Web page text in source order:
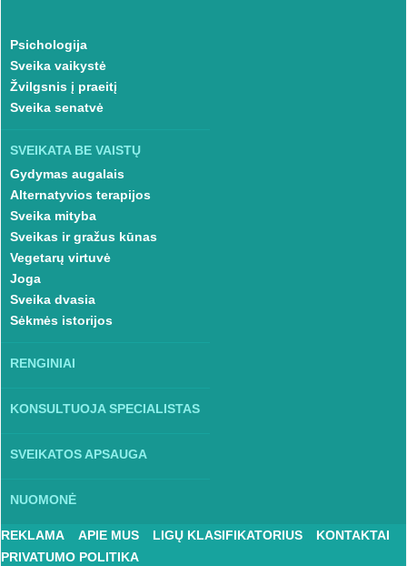
Psichologija
Sveika vaikystė
Žvilgsnis į praeitį
Sveika senatvė
SVEIKATA BE VAISTŲ
Gydymas augalais
Alternatyvios terapijos
Sveika mityba
Sveikas ir gražus kūnas
Vegetarų virtuvė
Joga
Sveika dvasia
Sėkmės istorijos
RENGINIAI
KONSULTUOJA SPECIALISTAS
SVEIKATOS APSAUGA
NUOMONĖ
REKLAMA APIE MUS LIGŲ KLASIFIKATORIUS
KONTAKTAI
PRIVATUMO POLITIKA